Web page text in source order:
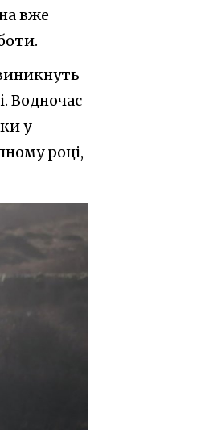
вже
Водночас
у
році,